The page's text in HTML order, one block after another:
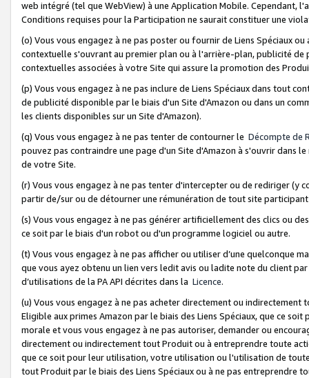
web intégré (tel que WebView) à une Application Mobile. Cependant,
Conditions requises pour la Participation ne saurait constituer une
(o) Vous vous engagez à ne pas poster ou fournir de Liens Spéciaux
contextuelle s'ouvrant au premier plan ou à l'arrière-plan, publicité
contextuelles associées à votre Site qui assure la promotion des
(p) Vous vous engagez à ne pas inclure de Liens Spéciaux dans tout
de publicité disponible par le biais d'un Site d'Amazon ou dans un
les clients disponibles sur un Site d'Amazon).
(q) Vous vous engagez à ne pas tenter de contourner le Décompte de
pouvez pas contraindre une page d'un Site d'Amazon à s'ouvrir dans
de votre Site.
(r) Vous vous engagez à ne pas tenter d'intercepter ou de rediriger
partir de/sur ou de détourner une rémunération de tout site
(s) Vous vous engagez à ne pas générer artificiellement des clics ou
ce soit par le biais d'un robot ou d'un programme logiciel ou autre.
(t) Vous vous engagez à ne pas afficher ou utiliser d’une quelconque
que vous ayez obtenu un lien vers ledit avis ou ladite note du client
d’utilisations de la PA API décrites dans la Licence.
(u) Vous vous engagez à ne pas acheter directement ou
Eligible aux primes Amazon par le biais des Liens Spéciaux, que ce
morale et vous vous engagez à ne pas autoriser, demander ou
directement ou indirectement tout Produit ou à entreprendre toute
que ce soit pour leur utilisation, votre utilisation ou l'utilisation de
tout Produit par le biais des Liens Spéciaux ou à ne pas entreprendre